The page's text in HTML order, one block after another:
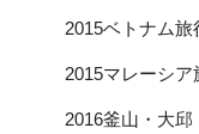
2015ベトナム旅
2015マレーシア
2016釜山・大邱